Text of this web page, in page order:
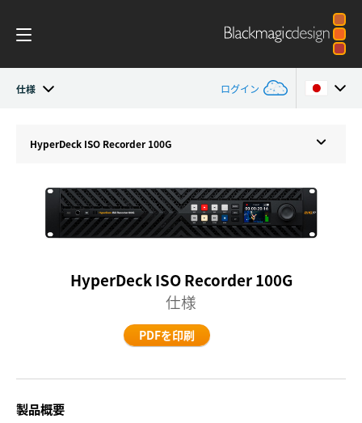
仕様 ログイン
Austria
Brazil
Canada
Finland
France
HyperDeck ISO Recorder 100G
HyperDeck ISO Recorder 100G
仕様
PDFを印刷
製品概要